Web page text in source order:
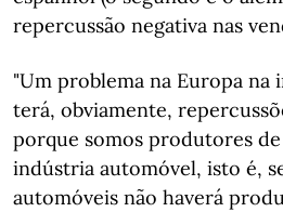
repercussão negativa nas
"Um problema na Europa na
terá, obviamente,
porque somos produtores
indústria automóvel, isto é,
automóveis não haverá